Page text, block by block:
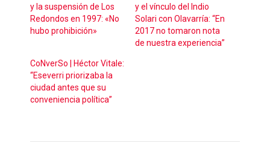
y la suspensión de Los
Redondos en 1997: «No
hubo prohibición»
y el vínculo del Indio
Solari con Olavarría: “En
2017 no tomaron nota
de nuestra experiencia”
CoNverSo | Héctor Vitale:
“Eseverri priorizaba la
ciudad antes que su
conveniencia política”